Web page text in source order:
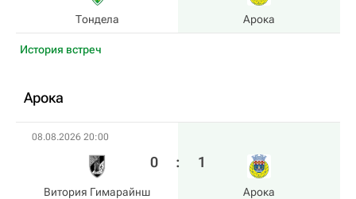
Тондела Арока
История встреч
Арока
08.08.2026 20:00
Витория Гимарайнш
0 : 1
Арока